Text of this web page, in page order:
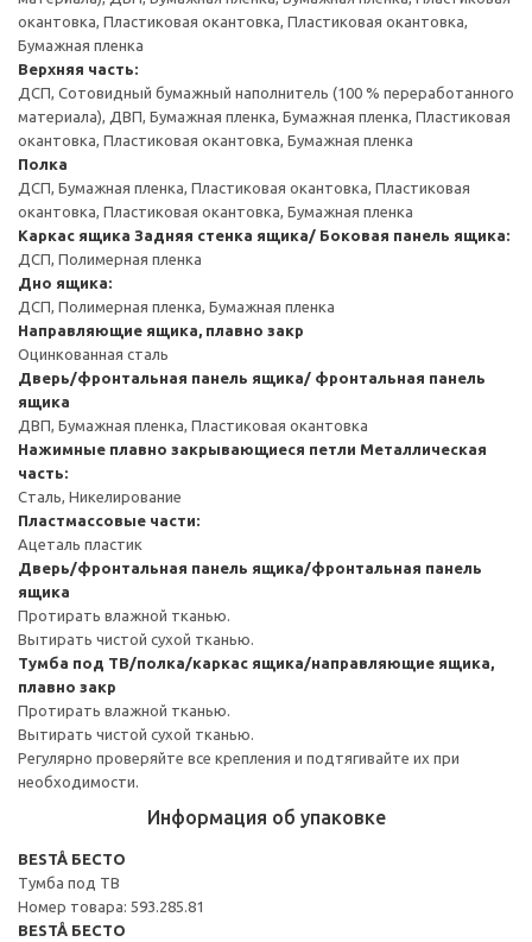
окантовка, Пластиковая окантовка, Пластиковая окантовка,
Бумажная пленка
Верхняя часть:
ДСП, Сотовидный бумажный наполнитель (100 % переработанного
материала), ДВП, Бумажная пленка, Бумажная пленка, Пластиковая
окантовка, Пластиковая окантовка, Бумажная пленка
Полка
ДСП, Бумажная пленка, Пластиковая окантовка, Пластиковая
окантовка, Пластиковая окантовка, Бумажная пленка
Каркас ящика Задняя стенка ящика/ Боковая панель ящика:
ДСП, Полимерная пленка
Дно ящика:
ДСП, Полимерная пленка, Бумажная пленка
Направляющие ящика, плавно закр
Оцинкованная сталь
Дверь/фронтальная панель ящика/ фронтальная панель
ящика
ДВП, Бумажная пленка, Пластиковая окантовка
Нажимные плавно закрывающиеся петли Металлическая
часть:
Сталь, Никелирование
Пластмассовые части:
Ацеталь пластик
Дверь/фронтальная панель ящика/фронтальная панель
ящика
Протирать влажной тканью.
Вытирать чистой сухой тканью.
Тумба под ТВ/полка/каркас ящика/направляющие ящика,
плавно закр
Протирать влажной тканью.
Вытирать чистой сухой тканью.
Регулярно проверяйте все крепления и подтягивайте их при
необходимости.
Информация об упаковке
BESTÅ БЕСТО
Тумба под ТВ
Номер товара: 593.285.81
BESTÅ БЕСТО